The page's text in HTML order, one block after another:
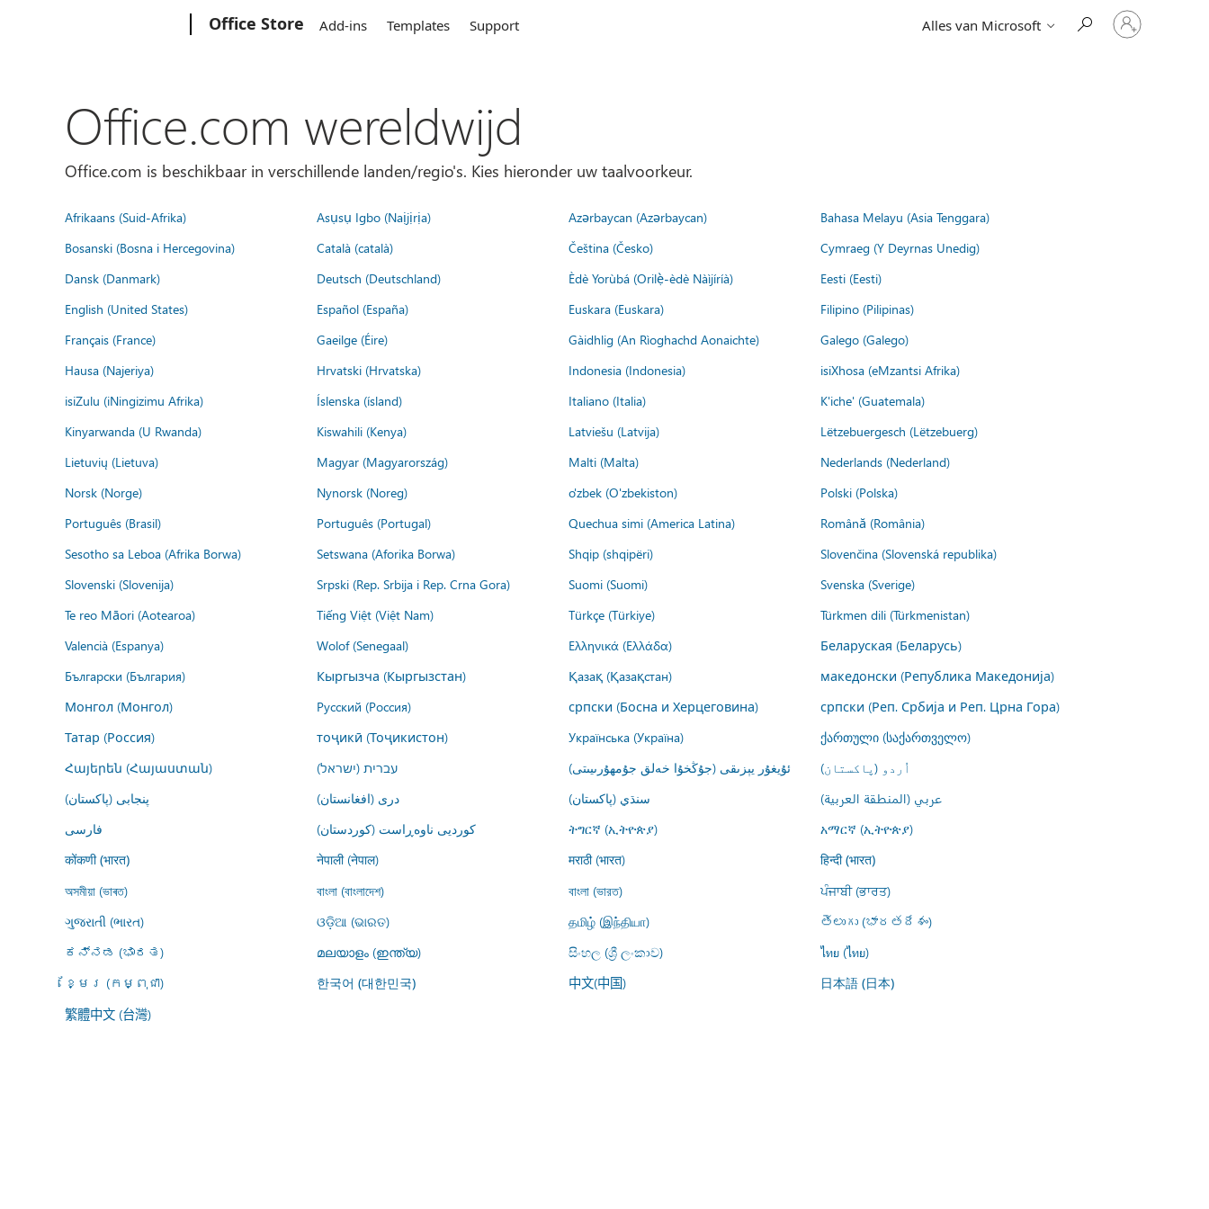
Office Store Add-ins Templates Support Alles van Microsoft
Meld
je
aan
Office.com wereldwijd
Office.com is beschikbaar in verschillende landen/regio's. Kies hieronder uw taalvoorkeur.
Afrikaans (Suid-Afrika) Asụsụ Igbo (Naịjịrịa) Azərbaycan (Azərbaycan)
Bahasa Melayu (Asia Tenggara)
Bosanski (Bosna i Hercegovina)
Català (català) Čeština (Česko)
Cymraeg (Y Deyrnas Unedig)
Dansk (Danmark)
Deutsch (Deutschland) Èdè Yorùbá (Orilẹ̀-èdè Nàìjíríà)
Eesti (Eesti)
English (United States)
Español (España) Euskara (Euskara)
Filipino (Pilipinas)
Français (France)
Gaeilge (Éire) Gàidhlig (An Rìoghachd Aonaichte)
Galego (Galego)
Hausa (Najeriya)
Hrvatski (Hrvatska) Indonesia (Indonesia)
isiXhosa (eMzantsi Afrika)
isiZulu (iNingizimu Afrika)
Íslenska (ísland) Italiano (Italia)
K'iche' (Guatemala)
Kinyarwanda (U Rwanda)
Kiswahili (Kenya) Latviešu (Latvija)
Lëtzebuergesch (Lëtzebuerg)
Lietuvių (Lietuva)
Magyar (Magyarország) Malti (Malta)
Nederlands (Nederland)
Norsk (Norge)
Nynorsk (Noreg) o'zbek (O'zbekiston)
Polski (Polska)
Português (Brasil)
Português (Portugal) Quechua simi (America Latina)
Română (România)
Sesotho sa Leboa (Afrika Borwa)
Setswana (Aforika Borwa) Shqip (shqipëri)
Slovenčina (Slovenská republika)
Slovenski (Slovenija)
Srpski (Rep. Srbija i Rep. Crna Gora) Suomi (Suomi)
Svenska (Sverige)
Te reo Māori (Aotearoa)
Tiếng Việt (Việt Nam) Türkçe (Türkiye)
Türkmen dili (Türkmenistan)
Valencià (Espanya)
Wolof (Senegaal) Ελληνικά (Ελλάδα)
Беларуская (Беларусь)
Български (България)
Кыргызча (Кыргызстан) Қазақ (Қазақстан)
македонски (Република Македонија)
Монгол (Монгол)
Русский (Россия) српски (Босна и Херцеговина)
српски (Реп. Србија и Реп. Црна Гора)
Татар (Россия)
тоҷикӣ (Тоҷикистон) Українська (Україна)
ქართული (საქართველო)
Հայերեն (Հայաստան)
עברית (ישראל) ئۇيغۇر يېزىقى (جۇڭخۇا خەلق جۇمھۇرىيىتى)
اُردو (پاکستان)
پنجابی (پاکستان)
درى (افغانستان) سنڌي (پاکستان)
عربي (المنطقة العربية)
فارسى
کوردیی ناوەڕاست (کوردستان) ትግርኛ (ኢትዮጵያ) አማርኛ (ኢትዮጵያ)
कोंकणी (भारत) नेपाली (नेपाल) मराठी (भारत) हिन्दी (भारत)
অসমীয়া (ভাৰত) বাংলা (বাংলাদেশ) বাংলা (ভারত)
ਪੰਜਾਬੀ (ਭਾਰਤ)
ગુજરાતી (ભારત)
ଓଡ଼ିଆ (ଭାରତ) தமிழ் (இந்தியா)
తెలుగు (భారతదేశం)
ಕನ್ನಡ (ಭಾರತ)
മലയാളം (ഇന്ത്യ) සිංහල (ශ්‍රී ලංකාව)
ไทย (ไทย)
ខ្មែរ (កម្ពុជា)
한국어 (대한민국) 中文(中国) 日本語 (日本)
繁體中文 (台灣)